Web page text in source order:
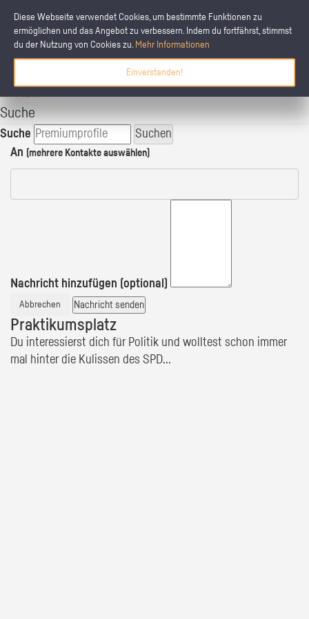
Diese Webseite verwendet Cookies, um bestimmte Funktionen zu
ermöglichen und das Angebot zu verbessern. Indem du fortfährst, stimmst
du der Nutzung von Cookies zu. Mehr Informationen
Einverstanden!
schülerpraktikum.de
Ihr Profil
Suche
Suche
Suchen
An (mehrere Kontakte auswählen)
Nachricht hinzufügen (optional)
Abbrechen Nachricht senden
Praktikumsplatz
Du interessierst dich für Politik und wolltest schon immer
mal hinter die Kulissen des SPD...